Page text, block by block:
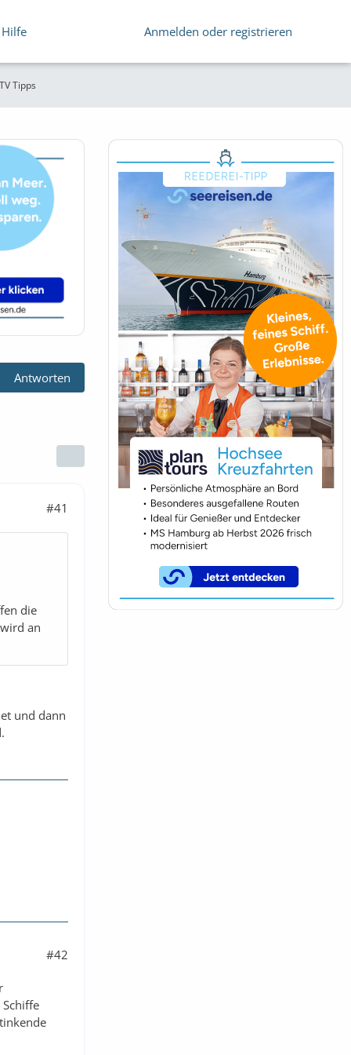
Hilfe Anmelden oder registrieren
Tipps
Antworten
#41
die
an
und dann
#42